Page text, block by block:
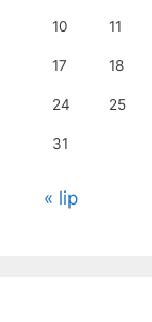
10 11
17 18
24 25
31
« lip